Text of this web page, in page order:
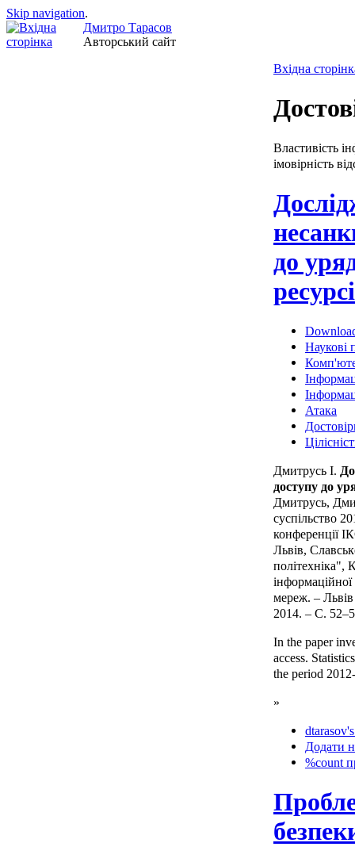
Skip navigation.
Дмитро Тарасов
Авторський сайт
Вхідна
Властивість
імовірність
до
Наукові
Атака
Дмитрусь І.
доступу до
Дмитрусь,
суспільство
конференції
Львів,
політехніка",
мереж. – Львів
2014. – С.
In the paper
access.
the period
»
Додати
%count